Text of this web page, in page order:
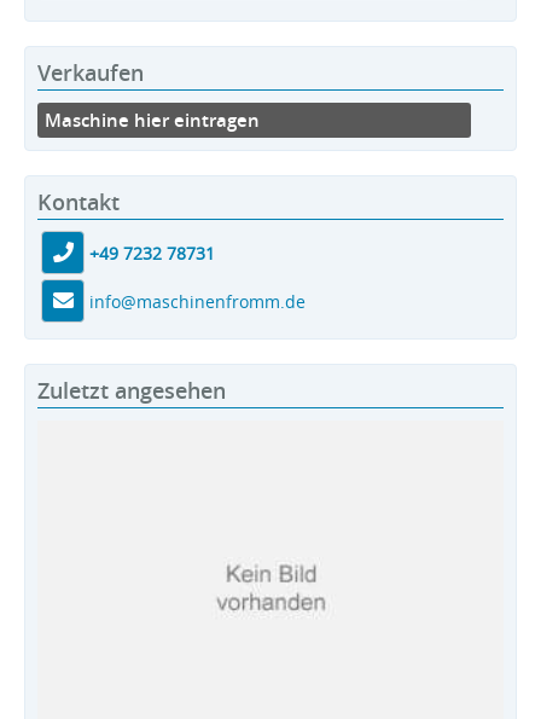
Verkaufen
Maschine hier eintragen
Kontakt
+49 7232 78731
info@maschinenfromm.de
Zuletzt angesehen